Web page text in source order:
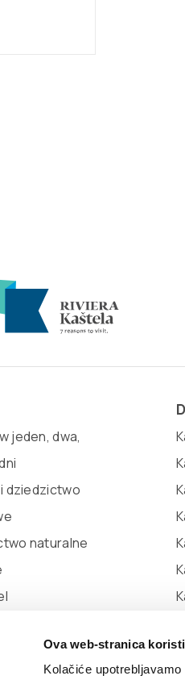
Ova web-stranica
Kolačiće
jeden, dwa,
dziedzictwo
naturalne